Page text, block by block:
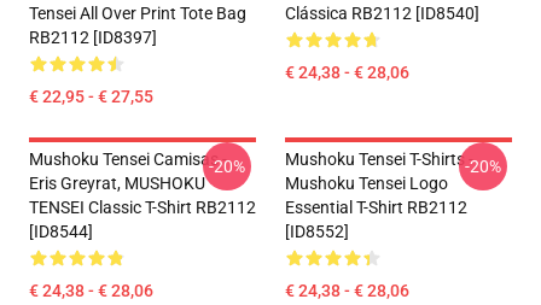
Tensei All Over Print Tote Bag
RB2112 [ID8397]
€ 22,95 - € 27,55
Clássica RB2112 [ID8540]
€ 24,38 - € 28,06
Mushoku Tensei Camisas -
Eris Greyrat, MUSHOKU
TENSEI Classic T-Shirt RB2112
[ID8544]
€ 24,38 - € 28,06
-20%
Mushoku Tensei T-Shirts -
Mushoku Tensei Logo
Essential T-Shirt RB2112
[ID8552]
€ 24,38 - € 28,06
-20%